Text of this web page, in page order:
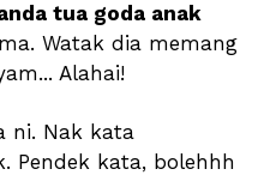
tua goda anak
Watak dia memang
Alahai!
ni. Nak kata
Pendek kata, bolehhh